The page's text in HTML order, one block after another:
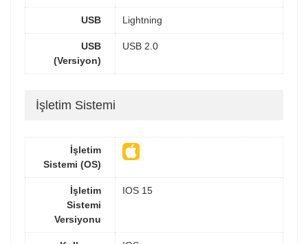
USB Lightning
USB
(Versiyon)
USB 2.0
İşletim Sistemi
İşletim
Sistemi (OS)
İşletim
Sistemi
Versiyonu
IOS 15